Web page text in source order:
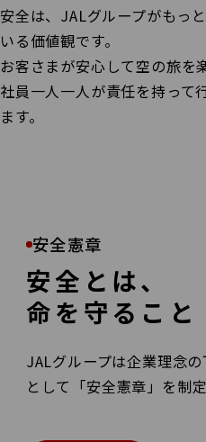
安全は、JALグループがもっ
いる価値観です。
お客さまが安心して空の旅を
社員一人一人が責任を持って
ます。
安全憲章
安全とは、
命を守ること
JALグループは企業理念
として「安全憲章」を制